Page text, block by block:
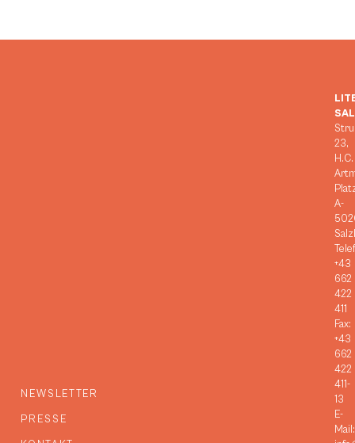
NEWSLETTER
PRESSE
23,
H.C.
A-
+43
662
422
411
Fax:
+43
662
422
411-
13
E-
Mail: